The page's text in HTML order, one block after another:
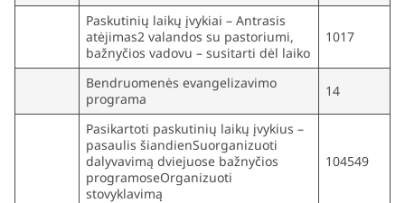
Paskutinių laikų įvykiai – Antrasis
atėjimas2 valandos su pastoriumi,
bažnyčios vadovu – susitarti dėl laiko
1017
Bendruomenės evangelizavimo
programa
14
Pasikartoti paskutinių laikų įvykius –
pasaulis šiandienSuorganizuoti
dalyvavimą dviejuose bažnyčios
programoseOrganizuoti
stovyklavimą
104549